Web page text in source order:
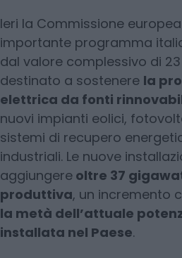
Ieri la Commissione
importante programma
dal valore complessivo di
destinato a sostenere la
elettrica da fonti
nuovi impianti eolici,
sistemi di recupero
industriali. Le nuove
aggiungere oltre 37
produttiva, un incremento
la metà dell’attuale
installata nel Paese.